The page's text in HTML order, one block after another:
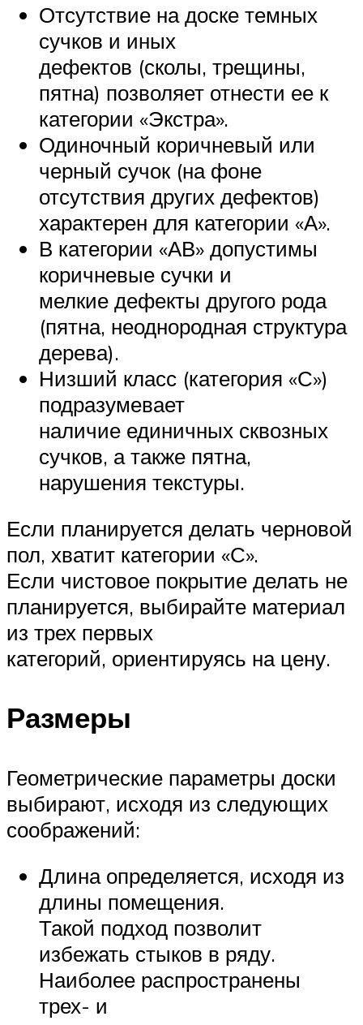
Отсутствие на доске темных
сучков и иных
дефектов (сколы, трещины,
пятна) позволяет отнести ее к
категории «Экстра».
Одиночный коричневый или
черный сучок (на фоне
отсутствия других дефектов)
характерен для категории «А».
В категории «АВ» допустимы
коричневые сучки и
мелкие дефекты другого рода
(пятна, неоднородная структура
дерева).
Низший класс (категория «С»)
подразумевает
наличие единичных сквозных
сучков, а также пятна,
нарушения текстуры.
Если планируется делать черновой
пол, хватит категории «С».
Если чистовое покрытие делать не
планируется, выбирайте материал
из трех первых
категорий, ориентируясь на цену.
Размеры
Геометрические параметры доски
выбирают, исходя из следующих
соображений:
Длина определяется, исходя из
длины помещения.
Такой подход позволит
избежать стыков в ряду.
Наиболее распространены
трех- и